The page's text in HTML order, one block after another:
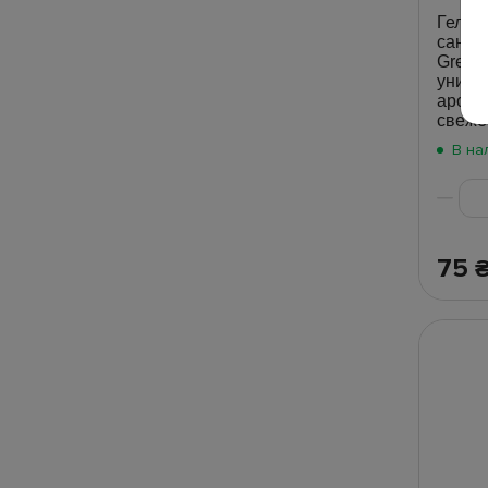
Гель
Green
В
75